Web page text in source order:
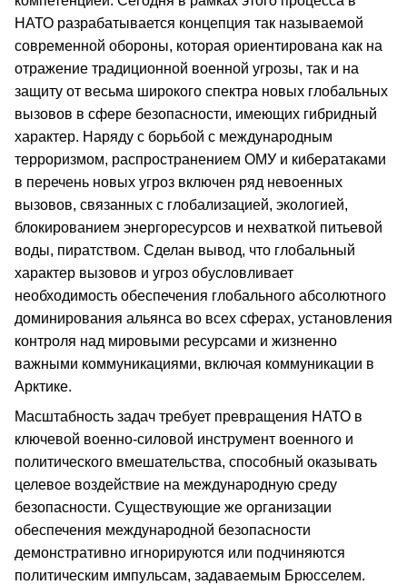
НАТО разрабатывается концепция так называемой
современной обороны, которая ориентирована как на
отражение традиционной военной угрозы, так и на
защиту от весьма широкого спектра новых глобальных
вызовов в сфере безопасности, имеющих гибридный
характер. Наряду с борьбой с международным
терроризмом, распространением ОМУ и кибератаками
в перечень новых угроз включен ряд невоенных
вызовов, связанных с глобализацией, экологией,
блокированием энергоресурсов и нехваткой питьевой
воды, пиратством. Сделан вывод, что глобальный
характер вызовов и угроз обусловливает
необходимость обеспечения глобального абсолютного
доминирования альянса во всех сферах, установления
контроля над мировыми ресурсами и жизненно
важными коммуникациями, включая коммуникации в
Арктике.
Масштабность задач требует превращения НАТО в
ключевой военно-силовой инструмент военного и
политического вмешательства, способный оказывать
целевое воздействие на международную среду
безопасности. Существующие же организации
обеспечения международной безопасности
демонстративно игнорируются или подчиняются
политическим импульсам, задаваемым Брюсселем.